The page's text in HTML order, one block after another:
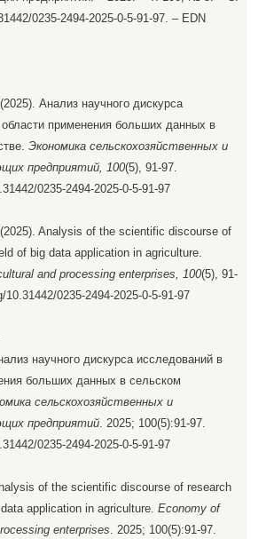
0235-2494-2025-0-5-91-97. – EDN
Анализ научного дискурса
применения больших данных в
Экономика сельскохозяйственных и
предприятий, 100(5), 91-97.
0235-2494-2025-0-5-91-97
Analysis of the scientific discourse of
of big data application in agriculture.
and processing enterprises, 100(5), 91-
0235-2494-2025-0-5-91-97
научного дискурса исследований в
больших данных в сельском
сельскохозяйственных и
предприятий. 2025; 100(5):91-97.
0235-2494-2025-0-5-91-97
of the scientific discourse of research
application in agriculture. Economy of
enterprises. 2025; 100(5):91-97.